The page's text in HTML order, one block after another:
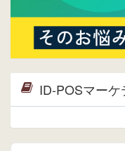
ID-POSマー